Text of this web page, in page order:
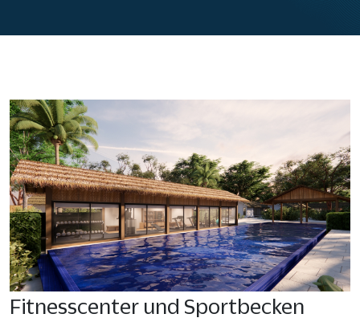
Fitnesscenter und Sportbecken